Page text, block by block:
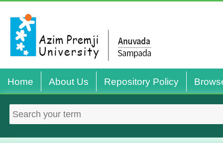
Home About Us Repository Policy